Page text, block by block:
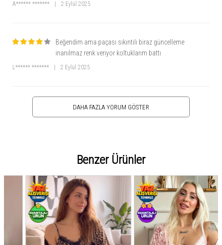
A****** ******* 2 Eylül 2025
Beğendim ama paçası sıkıntılı biraz güncelleme
inanılmaz renk veriyor koltuklarım battı
L****** ******* 2 Eylül 2025
DAHA FAZLA YORUM GÖSTER
Benzer Ürünler